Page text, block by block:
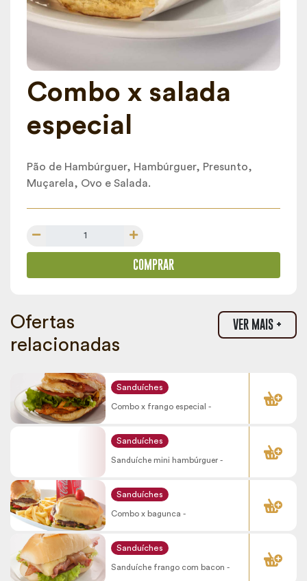
Combo x salada
especial
Pão de Hambúrguer, Hambúrguer, Presunto,
Muçarela, Ovo e Salada.
COMPRAR
Ofertas
relacionadas
VER MAIS +
Sanduíches
Combo x frango especial -
Sanduíches
Sanduíche mini hambúrguer -
Sanduíches
Combo x bagunca -
Sanduíches
Sanduíche frango com bacon -